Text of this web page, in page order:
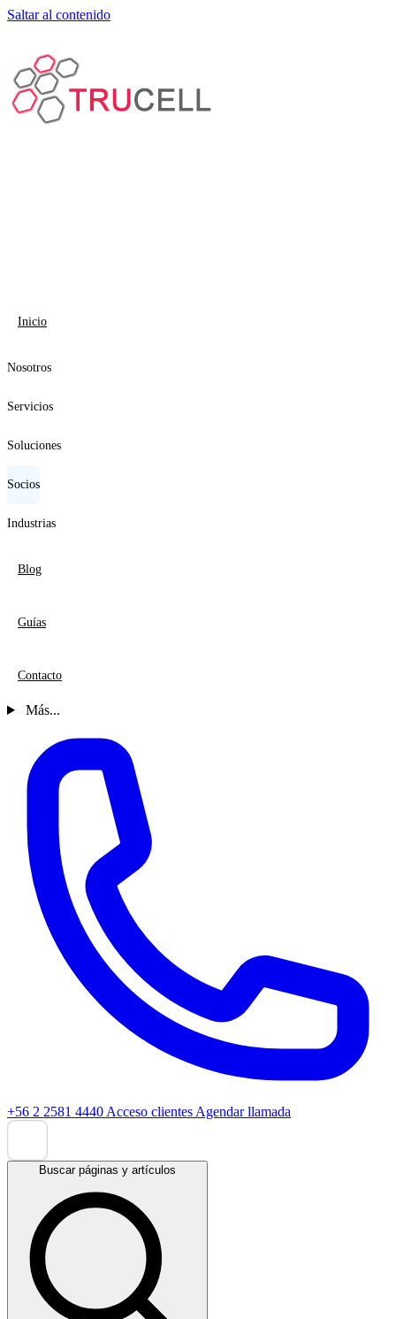
Saltar al contenido
Inicio
Nosotros
Servicios
Soluciones
Socios
Industrias
Blog
Guías
Contacto
Más...
+56 2 2581 4440 Acceso clientes Agendar llamada
Buscar páginas y artículos